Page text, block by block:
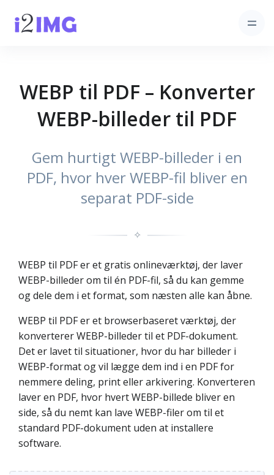
WEBP til PDF – Konverter
WEBP-billeder til PDF
Gem hurtigt WEBP-billeder i en
PDF, hvor hver WEBP-fil bliver en
separat PDF-side
✧
WEBP til PDF er et gratis onlineværktøj, der laver
WEBP-billeder om til én PDF-fil, så du kan gemme
og dele dem i et format, som næsten alle kan åbne.
WEBP til PDF er et browserbaseret værktøj, der
konverterer WEBP-billeder til et PDF-dokument.
Det er lavet til situationer, hvor du har billeder i
WEBP-format og vil lægge dem ind i en PDF for
nemmere deling, print eller arkivering. Konverteren
laver en PDF, hvor hvert WEBP-billede bliver en
side, så du nemt kan lave WEBP-filer om til et
standard PDF-dokument uden at installere
software.